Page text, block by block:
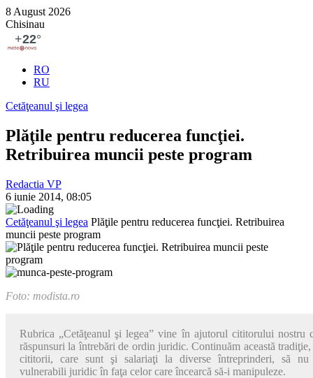
8 August 2026
Chisinau
RO
RU
Cetăţeanul şi legea
Plăţile pentru reducerea funcţiei.
Retribuirea muncii peste program
Redactia VP
6 iunie 2014, 08:05
Cetăţeanul şi legea Plăţile pentru reducerea funcţiei. Retribuirea
muncii peste program
Foto: modista.ro
Rubrica „Cetăţeanul şi legea” vine în aju­torul cititorului nostru
răspun­suri la întrebări de ordin juridic. Conti­nuăm această
cititorii, care sunt şi salariaţi la diverse întreprin­deri, să nu
vulnerabili juridic în faţa celor care încearcă să-i manipuleze.